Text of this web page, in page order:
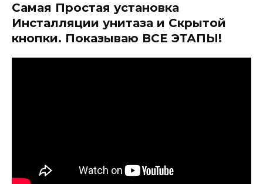
Самая Простая установка
Инсталляции унитаза и Скрытой
кнопки. Показываю ВСЕ ЭТАПЫ!